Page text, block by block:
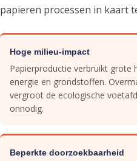
papieren processen in kaart
Hoge milieu-impact
Papierproductie verbruikt grote
energie en grondstoffen.
vergroot de ecologische
onnodig.
Beperkte doorzoekbaarheid